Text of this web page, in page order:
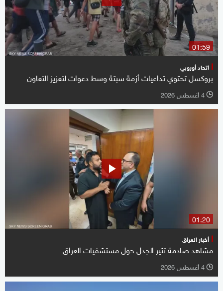
01:59
اتحاد أوروبي
بروكسل تحتوي تداعيات أزمة سبتة وسط دعوات لتعزيز التعاون
l 4 أغسطس 2026
01:20
أخبار العراق
مشاهد صادمة تثير الجدل حول مستشفيات العراق
l 4 أغسطس 2026